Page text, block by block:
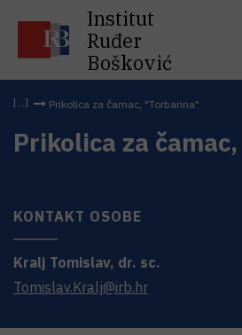
Institut
Ruđer
Bošković
Prikolica za čamac, "Torbarina"
Prikolica za
KONTAKT OSOBE
Kralj Tomislav, dr. sc.
Tomislav.Kralj@irb.hr